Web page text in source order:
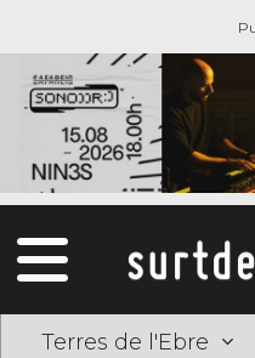
Terres de l'Ebre